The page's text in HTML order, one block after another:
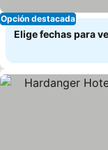
Opción destacada
Elige fechas para